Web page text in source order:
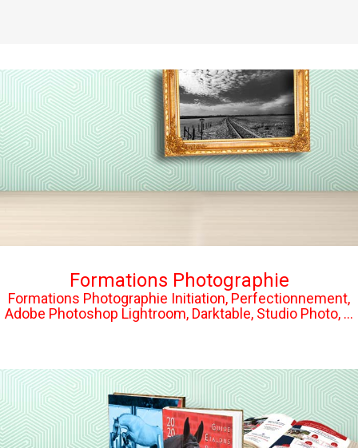
Formations Photographie
Formations Photographie Initiation, Perfectionnement,
Adobe Photoshop Lightroom, Darktable, Studio Photo, ...